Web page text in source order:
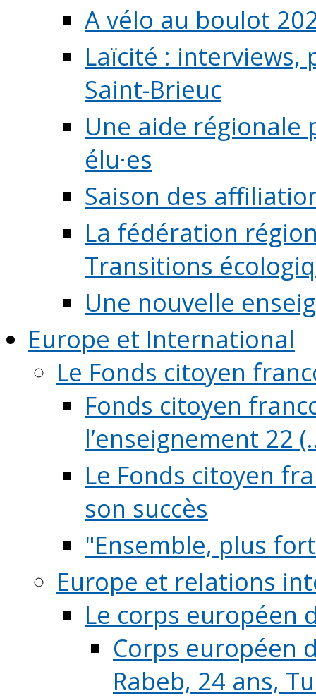
A vélo au boulot
Laïcité :
Saint-Brieuc
Une aide régionale
élu·es
Saison des
La fédération
Transitions
Une nouvelle
Europe et International
Le Fonds citoyen
Fonds citoyen
l’enseignement 22
Le Fonds citoyen
son succès
"Ensemble, plus
Europe et relations
Le corps européen
Corps européen
Rabeb, 24 ans,